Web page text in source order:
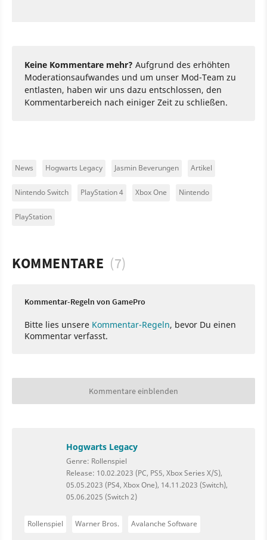
Keine Kommentare mehr? Aufgrund des erhöhten
Moderationsaufwandes und um unser Mod-Team zu
entlasten, haben wir uns dazu entschlossen, den
Kommentarbereich nach einiger Zeit zu schließen.
News Hogwarts Legacy Jasmin Beverungen Artikel
Nintendo Switch PlayStation 4 Xbox One Nintendo
PlayStation
KOMMENTARE (7)
Kommentar-Regeln von GamePro
Bitte lies unsere Kommentar-Regeln, bevor Du einen
Kommentar verfasst.
Kommentare einblenden
Hogwarts Legacy
Genre: Rollenspiel
Release: 10.02.2023 (PC, PS5, Xbox Series X/S),
05.05.2023 (PS4, Xbox One), 14.11.2023 (Switch),
05.06.2025 (Switch 2)
Rollenspiel Warner Bros. Avalanche Software